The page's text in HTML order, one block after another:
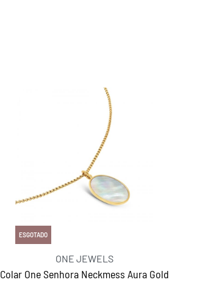
ESGOTADO
ONE JEWELS
Colar One Senhora Neckmess Aura Gold